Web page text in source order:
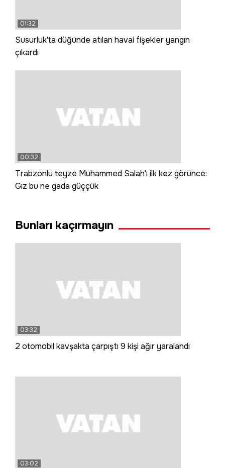
01:32
Susurluk'ta düğünde atılan havai fişekler yangın
çıkardı
00:32
Trabzonlu teyze Muhammed Salah'ı ilk kez görünce:
Gız bu ne gada güççük
Bunları kaçırmayın
03:32
2 otomobil kavşakta çarpıştı 9 kişi ağır yaralandı
03:02